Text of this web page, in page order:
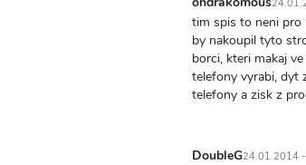
tim spis to neni pro
by nakoupil tyto
borci, kteri makaj
telefony vyrabi, dyt
telefony a zisk z
DoubleG24.01.2014